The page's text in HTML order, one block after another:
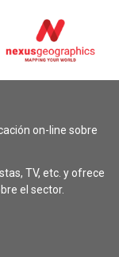
on-line sobre
TV, etc. y ofrece
el sector.